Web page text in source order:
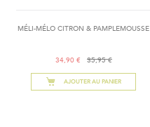
MÉLI-MÉLO CITRON & PAMPLEMOUSSE
34,90 € 35,95 €
AJOUTER AU PANIER